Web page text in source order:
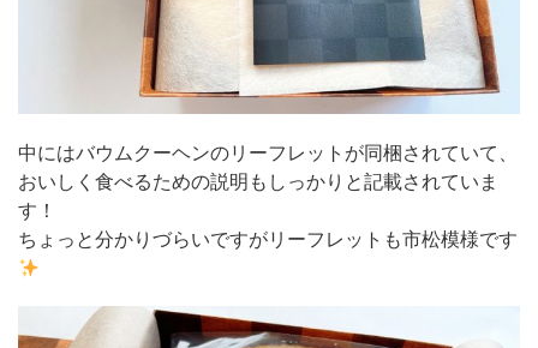
中にはバウムクーヘンのリーフレットが同梱されていて、
おいしく食べるための説明もしっかりと記載されていま
す！
ちょっと分かりづらいですがリーフレットも市松模様です